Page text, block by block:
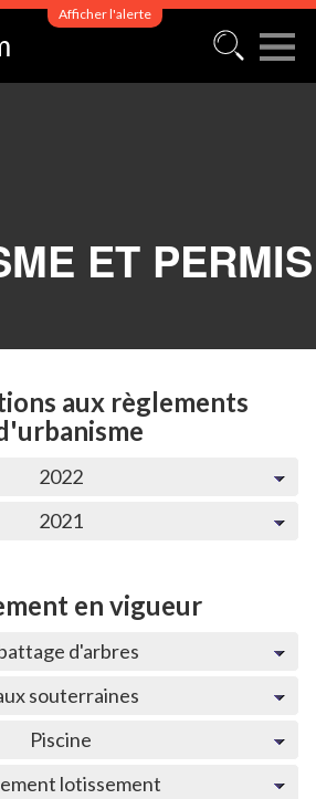
Afficher l'alerte
ET PERMIS
aux règlements
2022
2021
en vigueur
d'arbres
souterraines
Piscine
lotissement